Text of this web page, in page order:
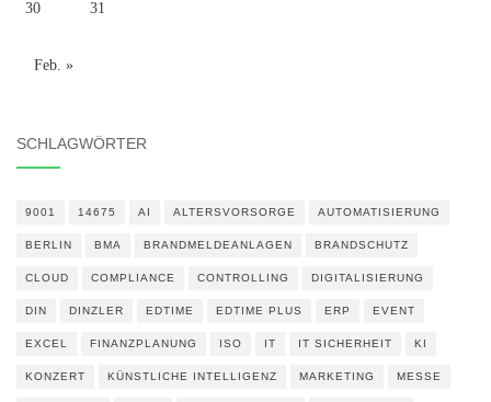
30 31
Feb. »
SCHLAGWÖRTER
9001 14675 AI ALTERSVORSORGE AUTOMATISIERUNG
BERLIN BMA BRANDMELDEANLAGEN BRANDSCHUTZ
CLOUD COMPLIANCE CONTROLLING DIGITALISIERUNG
DIN DINZLER EDTIME EDTIME PLUS ERP EVENT
EXCEL FINANZPLANUNG ISO IT IT SICHERHEIT KI
KONZERT KÜNSTLICHE INTELLIGENZ MARKETING MESSE